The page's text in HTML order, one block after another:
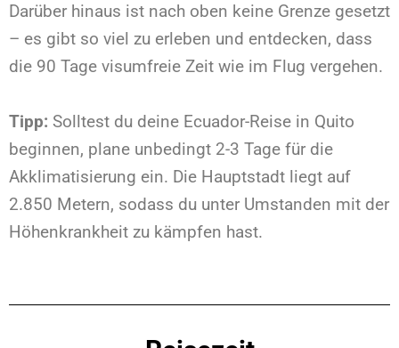
Darüber hinaus ist nach oben keine Grenze gesetzt
– es gibt so viel zu erleben und entdecken, dass
die 90 Tage visumfreie Zeit wie im Flug vergehen.
Tipp: Solltest du deine Ecuador-Reise in Quito
beginnen, plane unbedingt 2-3 Tage für die
Akklimatisierung ein. Die Hauptstadt liegt auf
2.850 Metern, sodass du unter Umstanden mit der
Höhenkrankheit zu kämpfen hast.